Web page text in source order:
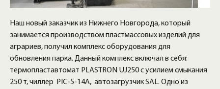
Наш новый заказчик из Нижнего Новгорода, который
занимается производством пластмассовых изделий для
аграриев, получил комплекс оборудования для
обновления парка. Данный комплекс включал в себя:
термопластавтомат PLASTRON UJ250 с усилием смыкания
250 т, чиллер PIC-5-14A, автозагрузчик SAL. Одно из